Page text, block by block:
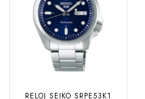
RELOJ SEIKO SRPE53K1